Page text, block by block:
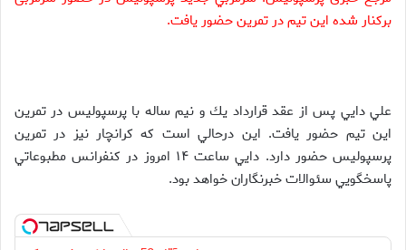
برکنار شده این تیم در تمرين حضور يافت.
علي دايي پس از عقد قرارداد يك و نيم ساله با پرسپوليس در تمرين
اين تيم حضور يافت. اين درحالي است كه كرانچار نيز در تمرين
پرسپوليس حضور دارد. دايي ساعت ۱۴ امروز در كنفرانس مطبوعاتي
پاسخگويي سئوالات خبرنگاران خواهد بود.